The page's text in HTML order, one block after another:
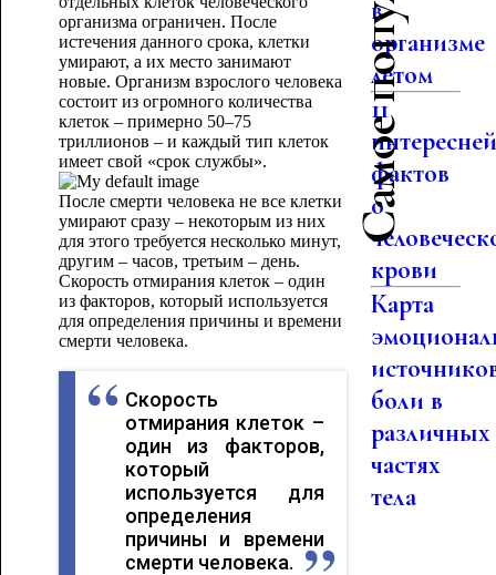
организма ограничен. После
истечения данного срока, клетки
умирают, а их место занимают
новые. Организм взрослого человека
состоит из огромного количества
клеток – примерно 50–75
триллионов – и каждый тип клеток
имеет свой «срок службы».
После смерти человека не все клетки
умирают сразу – некоторым из них
для этого требуется несколько минут,
другим – часов, третьим – день.
Скорость отмирания клеток – один
из факторов, который используется
для определения причины и времени
смерти человека.
Скорость
отмирания клеток –
один из факторов,
который
используется для
определения
причины и времени
смерти человека.
в
организме
летом
11
фактов
о
крови
Карта
боли в
различных
частях
тела